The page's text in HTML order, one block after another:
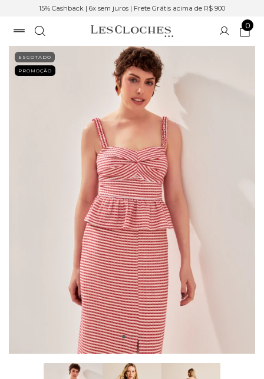
15% Cashback | 6x sem juros | Frete Grátis acima de R$ 900
0
ESGOTADO
PROMOÇÃO